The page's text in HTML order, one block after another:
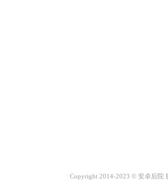
Copyright 2014-2023 © 安卓后院